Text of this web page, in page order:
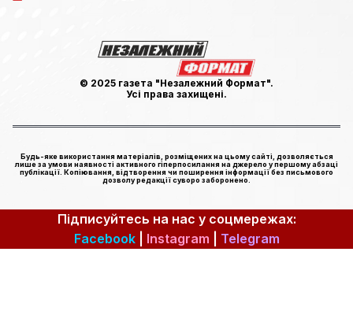
© 2025 газета "Незалежний Формат".
Усі права захищені.
Будь-яке використання матеріалів, розміщених на цьому сайті, дозволяється
лише за умови наявності активного гіперпосилання на джерело у першому абзаці
публікації. Копіювання, відтворення чи поширення інформації без письмового
дозволу редакції суворо заборонено.
Підписуйтесь на нас у соцмережах:
Facebook| Instagram Telegram